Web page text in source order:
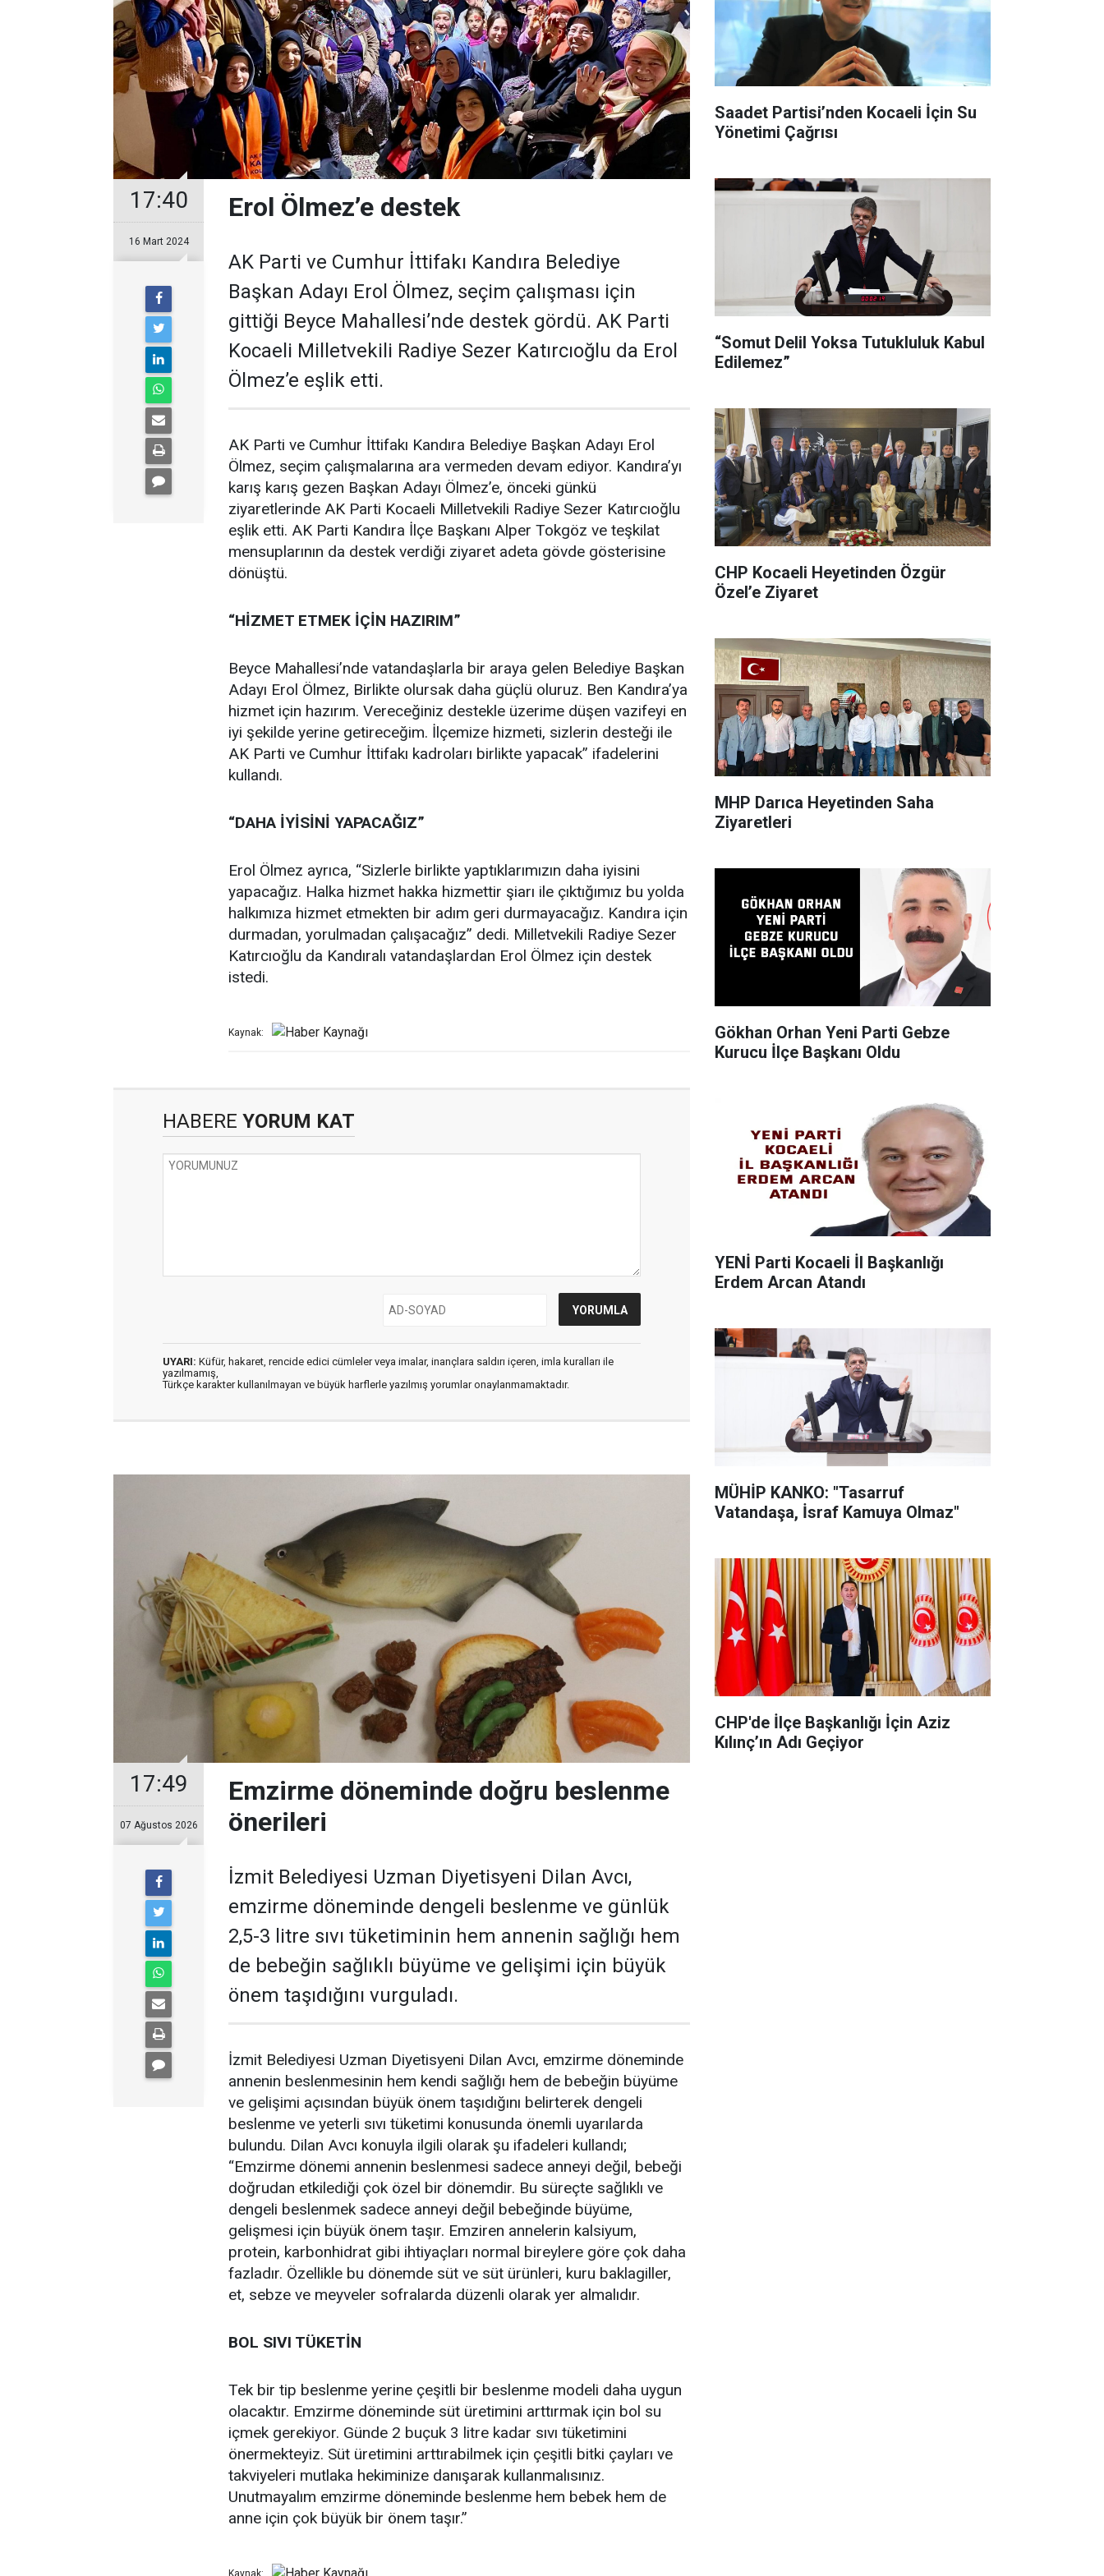
17:40
16 Mart 2024
Erol Ölmez’e destek
AK Parti ve Cumhur İttifakı Kandıra Belediye
Başkan Adayı Erol Ölmez, seçim çalışması için
gittiği Beyce Mahallesi’nde destek gördü. AK Parti
Kocaeli Milletvekili Radiye Sezer Katırcıoğlu da Erol
Ölmez’e eşlik etti.
AK Parti ve Cumhur İttifakı Kandıra Belediye Başkan Adayı Erol
Ölmez, seçim çalışmalarına ara vermeden devam ediyor. Kandıra’yı
karış karış gezen Başkan Adayı Ölmez’e, önceki günkü
ziyaretlerinde AK Parti Kocaeli Milletvekili Radiye Sezer Katırcıoğlu
eşlik etti. AK Parti Kandıra İlçe Başkanı Alper Tokgöz ve teşkilat
mensuplarının da destek verdiği ziyaret adeta gövde gösterisine
dönüştü.
“HİZMET ETMEK İÇİN HAZIRIM”
Beyce Mahallesi’nde vatandaşlarla bir araya gelen Belediye Başkan
Adayı Erol Ölmez, Birlikte olursak daha güçlü oluruz. Ben Kandıra’ya
hizmet için hazırım. Vereceğiniz destekle üzerime düşen vazifeyi en
iyi şekilde yerine getireceğim. İlçemize hizmeti, sizlerin desteği ile
AK Parti ve Cumhur İttifakı kadroları birlikte yapacak” ifadelerini
kullandı.
“DAHA İYİSİNİ YAPACAĞIZ”
Erol Ölmez ayrıca, “Sizlerle birlikte yaptıklarımızın daha iyisini
yapacağız. Halka hizmet hakka hizmettir şiarı ile çıktığımız bu yolda
halkımıza hizmet etmekten bir adım geri durmayacağız. Kandıra için
durmadan, yorulmadan çalışacağız” dedi. Milletvekili Radiye Sezer
Katırcıoğlu da Kandıralı vatandaşlardan Erol Ölmez için destek
istedi.
Kaynak:
HABERE YORUM KAT
UYARI: Küfür, hakaret, rencide edici cümleler veya imalar, inançlara saldırı içeren, imla kuralları ile
yazılmamış,
Türkçe karakter kullanılmayan ve büyük harflerle yazılmış yorumlar onaylanmamaktadır.
17:49
07 Ağustos 2026
Emzirme döneminde doğru beslenme
önerileri
İzmit Belediyesi Uzman Diyetisyeni Dilan Avcı,
emzirme döneminde dengeli beslenme ve günlük
2,5-3 litre sıvı tüketiminin hem annenin sağlığı hem
de bebeğin sağlıklı büyüme ve gelişimi için büyük
önem taşıdığını vurguladı.
İzmit Belediyesi Uzman Diyetisyeni Dilan Avcı, emzirme döneminde
annenin beslenmesinin hem kendi sağlığı hem de bebeğin büyüme
ve gelişimi açısından büyük önem taşıdığını belirterek dengeli
beslenme ve yeterli sıvı tüketimi konusunda önemli uyarılarda
bulundu. Dilan Avcı konuyla ilgili olarak şu ifadeleri kullandı;
“Emzirme dönemi annenin beslenmesi sadece anneyi değil, bebeği
doğrudan etkilediği çok özel bir dönemdir. Bu süreçte sağlıklı ve
dengeli beslenmek sadece anneyi değil bebeğinde büyüme,
gelişmesi için büyük önem taşır. Emziren annelerin kalsiyum,
protein, karbonhidrat gibi ihtiyaçları normal bireylere göre çok daha
fazladır. Özellikle bu dönemde süt ve süt ürünleri, kuru baklagiller,
et, sebze ve meyveler sofralarda düzenli olarak yer almalıdır.
BOL SIVI TÜKETİN
Tek bir tip beslenme yerine çeşitli bir beslenme modeli daha uygun
olacaktır. Emzirme döneminde süt üretimini arttırmak için bol su
içmek gerekiyor. Günde 2 buçuk 3 litre kadar sıvı tüketimini
önermekteyiz. Süt üretimini arttırabilmek için çeşitli bitki çayları ve
takviyeleri mutlaka hekiminize danışarak kullanmalısınız.
Unutmayalım emzirme döneminde beslenme hem bebek hem de
anne için çok büyük bir önem taşır.”
Saadet Partisi’nden Kocaeli İçin Su
Yönetimi Çağrısı
“Somut Delil Yoksa Tutukluluk Kabul
Edilemez”
CHP Kocaeli Heyetinden Özgür
Özel’e Ziyaret
MHP Darıca Heyetinden Saha
Ziyaretleri
Gökhan Orhan Yeni Parti Gebze
Kurucu İlçe Başkanı Oldu
YENİ Parti Kocaeli İl Başkanlığı
Erdem Arcan Atandı
MÜHİP KANKO: "Tasarruf
Vatandaşa, İsraf Kamuya Olmaz"
CHP'de İlçe Başkanlığı İçin Aziz
Kılınç’ın Adı Geçiyor